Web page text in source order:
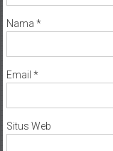
Nama *
Email *
Situs Web